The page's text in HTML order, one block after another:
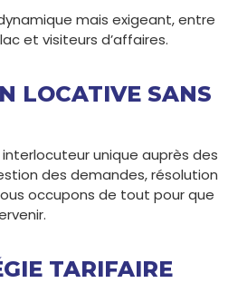
mais exigeant, entre
et visiteurs d’affaires.
LOCATIVE SANS
unique auprès des
des demandes, résolution
occupons de tout pour que
TARIFAIRE